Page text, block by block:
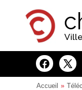
Accueil